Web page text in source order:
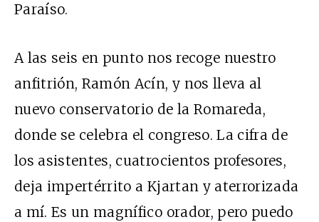
Paraíso.
A las seis en punto nos recoge nuestro
anfitrión, Ramón Acín, y nos lleva al
nuevo conservatorio de la Romareda,
donde se celebra el congreso. La cifra de
los asistentes, cuatrocientos profesores,
deja impertérrito a Kjartan y aterrorizada
a mí. Es un magnífico orador, pero puedo